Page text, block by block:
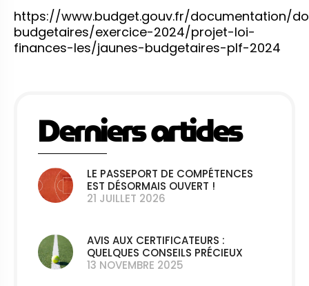
https://www.budget.gouv.fr/documentation/
budgetaires/exercice-2024/projet-loi-
finances-les/jaunes-budgetaires-plf-2024
Derniers articles
LE PASSEPORT DE COMPÉTENCES
EST DÉSORMAIS OUVERT !
21 JUILLET 2026
AVIS AUX CERTIFICATEURS :
QUELQUES CONSEILS PRÉCIEUX
13 NOVEMBRE 2025